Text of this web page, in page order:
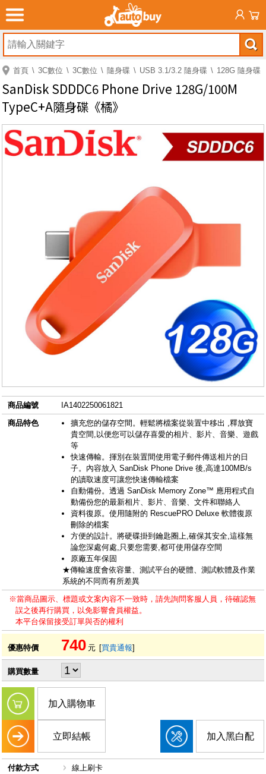
首頁 3C數位 3C數位 隨身碟 USB 3.1/3.2 隨身碟 128G 隨身碟
SanDisk SDDDC6 Phone Drive 128G/100M
TypeC+A隨身碟《橘》
商品編號
IA1402250061821
商品特色
擴充您的儲存空間。輕鬆將檔案從裝置中移出 ,釋放寶
貴空間,以便您可以儲存喜愛的相片、影片、音樂、遊戲
等
快速傳輸。揮別在裝置間使用電子郵件傳送相片的日
子。內容放入 SanDisk Phone Drive 後,高達100MB/s
的讀取速度可讓您快速傳輸檔案
自動備份。透過 SanDisk Memory Zone™ 應用程式自
動備份您的最新相片、影片、音樂、文件和聯絡人
資料復原。使用隨附的 RescuePRO Deluxe 軟體復原
刪除的檔案
方便的設計。將硬碟掛到鑰匙圈上,確保其安全,這樣無
論您深處何處,只要您需要,都可使用儲存空間
原廠五年保固
★傳輸速度會依容量、測試平台的硬體、測試軟體及作業
系統的不同而有所差異
※當商品圖示、標題或文案內容不一致時，請先詢問客服人員，待確認無
誤之後再行購買，以免影響會員權益。
本平台保留接受訂單與否的權利
優惠特價 740 元 [買貴通報]
購買數量
加入購物車
立即結帳 加入黑白配
付款方式
線上刷卡